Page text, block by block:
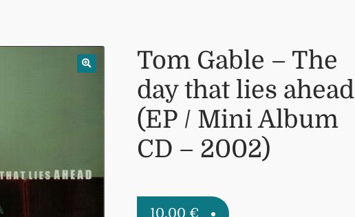
Tom Gable – The
day that lies ahead
(EP / Mini Album
CD – 2002)
10,00€